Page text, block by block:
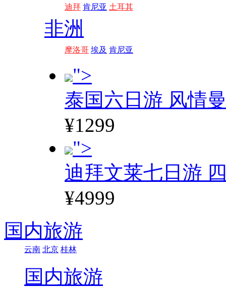
迪拜 肯尼亚 土耳其
非洲
摩洛哥 埃及 肯尼亚
">
泰国六日游 风情
¥1299
">
迪拜文莱七日游
¥4999
国内旅游
云南 北京 桂林
国内旅游